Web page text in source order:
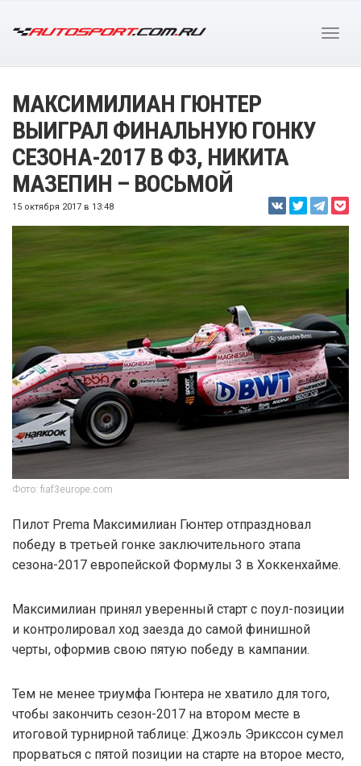
МАКСИМИЛИАН ГЮНТЕР
ВЫИГРАЛ ФИНАЛЬНУЮ ГОНКУ
СЕЗОНА-2017 В Ф3, НИКИТА
МАЗЕПИН – ВОСЬМОЙ
15 октября 2017 в 13:48
Фото: fiaf3europe.com
Пилот Prema Максимилиан Гюнтер отпраздновал
победу в третьей гонке заключительного этапа
сезона-2017 европейской Формулы 3 в Хоккенхайме.
Максимилиан принял уверенный старт с поул-позиции
и контролировал ход заезда до самой финишной
черты, оформив свою пятую победу в кампании.
Тем не менее триумфа Гюнтера не хватило для того,
чтобы закончить сезон-2017 на втором месте в
итоговой турнирной таблице: Джоэль Эрикссон сумел
прорваться с пятой позиции на старте на второе место,